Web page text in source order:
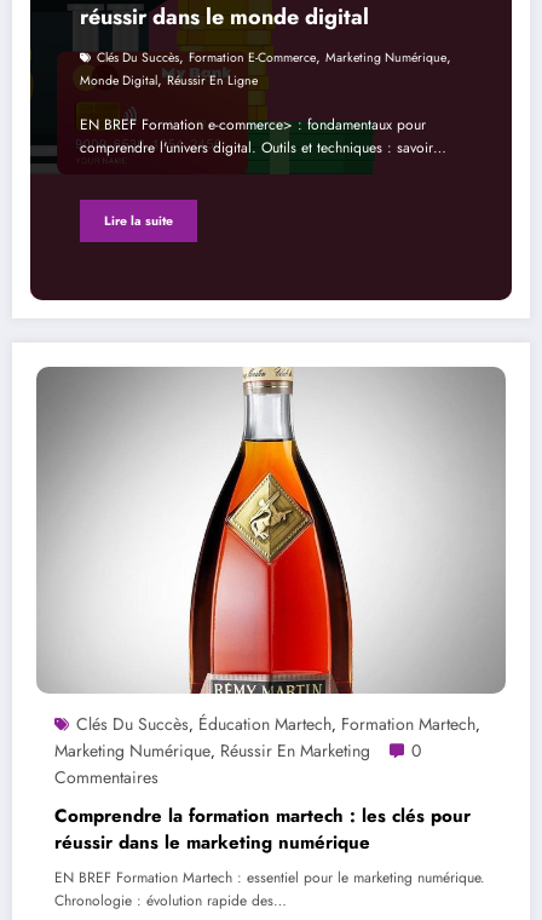
réussir dans le monde digital
Clés Du Succès,Formation E-Commerce, Marketing Numérique,
Monde Digital,Réussir En Ligne
EN BREF Formation e-commerce> : fondamentaux pour
comprendre l'univers digital. Outils et techniques : savoir…
Lire la suite
Clés Du Succès, Éducation Martech, Formation Martech,
Marketing Numérique, Réussir En Marketing
0
Commentaires
Comprendre la formation martech : les clés pour
réussir dans le marketing numérique
EN BREF Formation Martech : essentiel pour le marketing numérique.
Chronologie : évolution rapide des…